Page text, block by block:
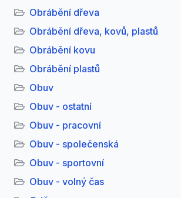
Obrábění dřeva
Obrábění dřeva, kovů, plastů
Obrábění kovu
Obrábění plastů
Obuv
Obuv - ostatní
Obuv - pracovní
Obuv - společenská
Obuv - sportovní
Obuv - volný čas